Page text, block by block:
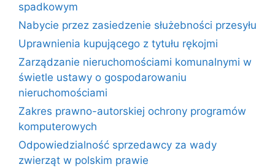
spadkowym
Nabycie przez zasiedzenie służebności przesyłu
Uprawnienia kupującego z tytułu rękojmi
Zarządzanie nieruchomościami komunalnymi w
świetle ustawy o gospodarowaniu
nieruchomościami
Zakres prawno-autorskiej ochrony programów
komputerowych
Odpowiedzialność sprzedawcy za wady
zwierząt w polskim prawie